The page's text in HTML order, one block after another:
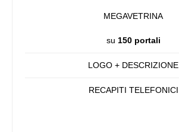
MEGAVETRINA
su 150 portali
LOGO + DESCRIZIONE
RECAPITI TELEFONICI